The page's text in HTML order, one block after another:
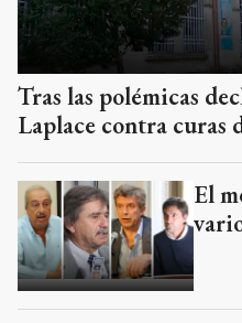
Tras las polémicas
Laplace contra curas
El